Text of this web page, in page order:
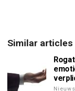
Similar articles